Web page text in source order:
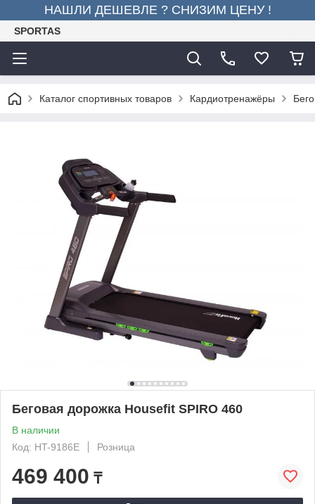
НАШЛИ ДЕШЕВЛЕ ? СНИЗИМ ЦЕНУ !
SPORTAS
Каталог спортивных товаров Кардиотренажёры
Беговая дорожка Housefit SPIRO 460
В наличии
Код: HT-9186E
Розница
469 400 ₸